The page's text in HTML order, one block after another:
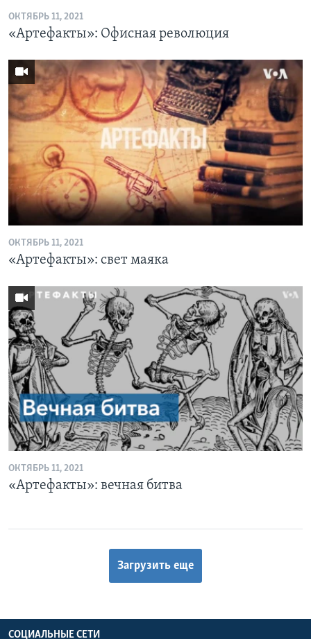
ОКТЯБРЬ 11, 2021
«Артефакты»: Офисная революция
ОКТЯБРЬ 11, 2021
«Артефакты»: свет маяка
ОКТЯБРЬ 11, 2021
«Артефакты»: вечная битва
Загрузить еще
СОЦИАЛЬНЫЕ СЕТИ